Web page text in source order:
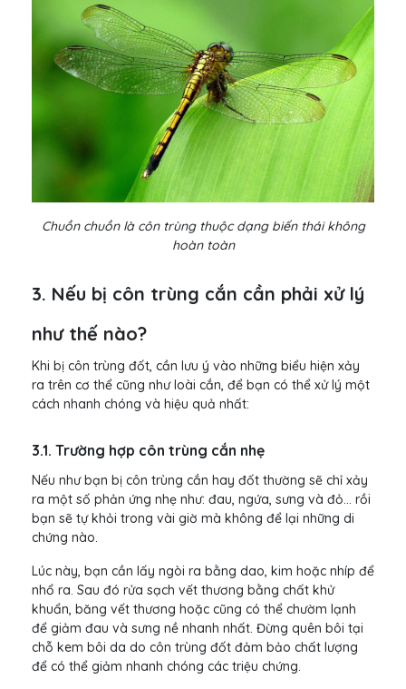
Chuồn chuồn là côn trùng thuộc dạng biến thái không
hoàn toàn
3. Nếu bị côn trùng cắn cần phải xử lý
như thế nào?
Khi bị côn trùng đốt, cần lưu ý vào những biểu hiện xảy
ra trên cơ thể cũng như loài cắn, để bạn có thể xử lý một
cách nhanh chóng và hiệu quả nhất:
3.1. Trường hợp côn trùng cắn nhẹ
Nếu như bạn bị côn trùng cắn hay đốt thường sẽ chỉ xảy
ra một số phản ứng nhẹ như: đau, ngứa, sưng và đỏ… rồi
bạn sẽ tự khỏi trong vài giờ mà không để lại những di
chứng nào.
Lúc này, bạn cần lấy ngòi ra bằng dao, kim hoặc nhíp để
nhổ ra. Sau đó rửa sạch vết thương bằng chất khử
khuẩn, băng vết thương hoặc cũng có thể chườm lạnh
để giảm đau và sưng nề nhanh nhất. Đừng quên bôi tại
chỗ kem bôi da do côn trùng đốt đảm bảo chất lượng
để có thể giảm nhanh chóng các triệu chứng.